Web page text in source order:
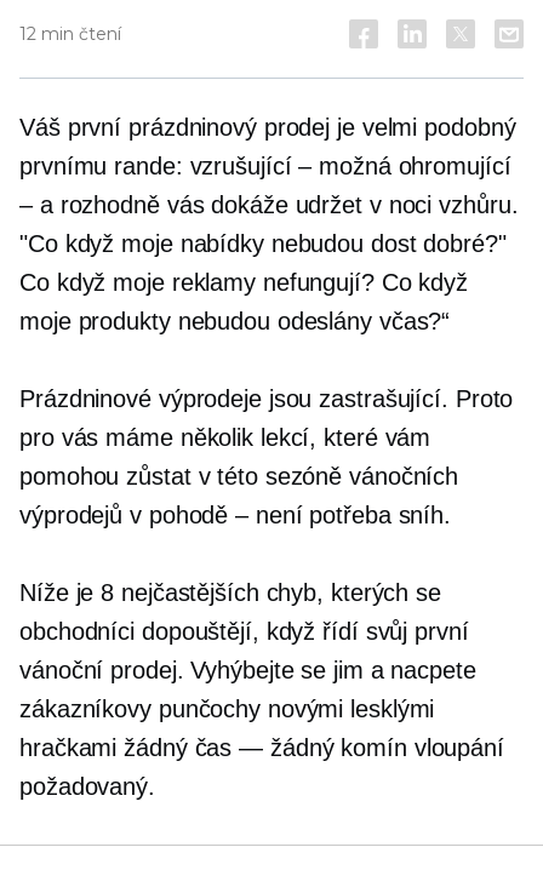
12 min čtení
Váš první prázdninový prodej je velmi podobný
prvnímu rande: vzrušující – možná ohromující
– a rozhodně vás dokáže udržet v noci vzhůru.
"Co když moje nabídky nebudou dost dobré?"
Co když moje reklamy nefungují? Co když
moje produkty nebudou odeslány včas?“
Prázdninové výprodeje jsou zastrašující. Proto
pro vás máme několik lekcí, které vám
pomohou zůstat v této sezóně vánočních
výprodejů v pohodě – není potřeba sníh.
Níže je 8 nejčastějších chyb, kterých se
obchodníci dopouštějí, když řídí svůj první
vánoční prodej. Vyhýbejte se jim a nacpete
zákazníkovy punčochy novými lesklými
hračkami žádný čas — žádný komín vloupání
požadovaný.